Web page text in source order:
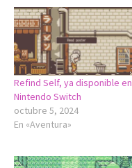
Refind Self, ya disponible en
Nintendo Switch
octubre 5, 2024
En «Aventura»